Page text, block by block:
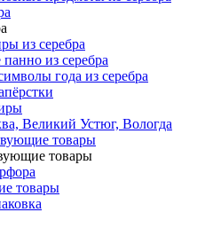
из серебра
из серебра
года из серебра
Великий Устюг, Вологда
товары
товары
товары